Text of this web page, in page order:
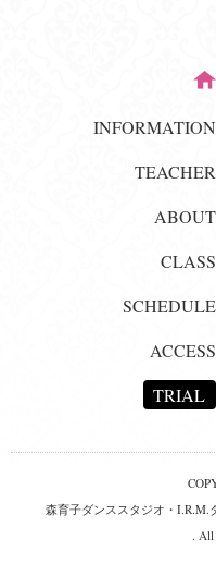
INFORMATION
TEACHER
ABOUT
CLASS
SCHEDULE
ACCESS
TRIAL
森育子ダンススタジオ・I.R.M.
. All